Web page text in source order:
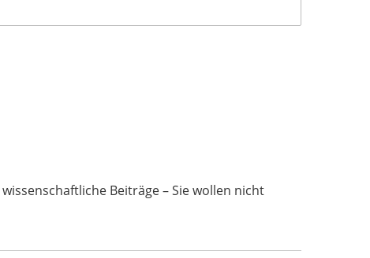
Beiträge – Sie wollen nicht